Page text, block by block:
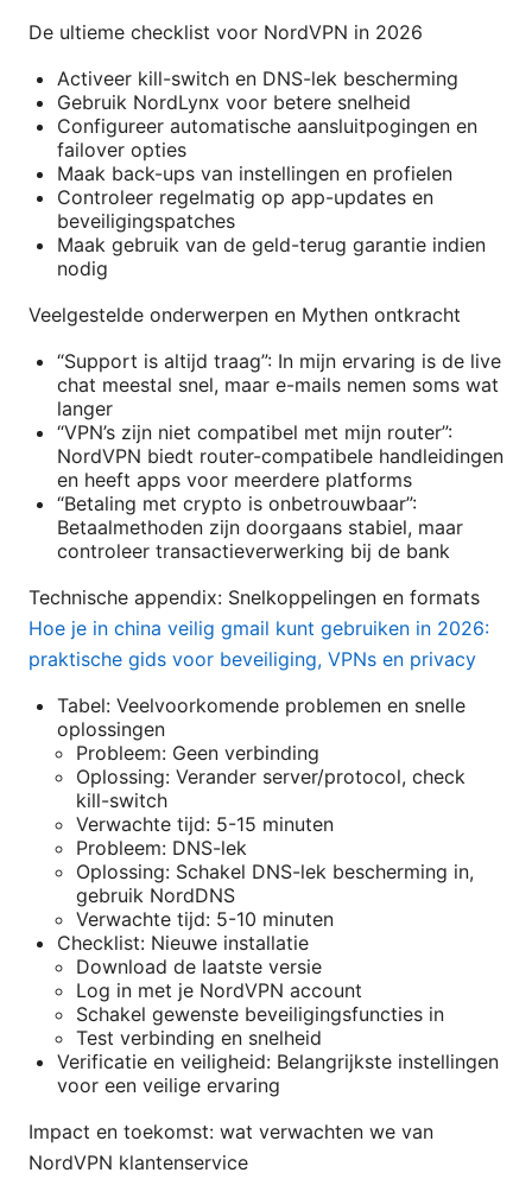
De ultieme checklist voor NordVPN in 2026
Activeer kill-switch en DNS-lek bescherming
Gebruik NordLynx voor betere snelheid
Configureer automatische aansluitpogingen en
failover opties
Maak back-ups van instellingen en profielen
Controleer regelmatig op app-updates en
beveiligingspatches
Maak gebruik van de geld-terug garantie indien
nodig
Veelgestelde onderwerpen en Mythen ontkracht
“Support is altijd traag”: In mijn ervaring is de live
chat meestal snel, maar e-mails nemen soms wat
langer
“VPN’s zijn niet compatibel met mijn router”:
NordVPN biedt router-compatibele handleidingen
en heeft apps voor meerdere platforms
“Betaling met crypto is onbetrouwbaar”:
Betaalmethoden zijn doorgaans stabiel, maar
controleer transactieverwerking bij de bank
Technische appendix: Snelkoppelingen en formats
Hoe je in china veilig gmail kunt gebruiken in 2026:
praktische gids voor beveiliging, VPNs en privacy
Tabel: Veelvoorkomende problemen en snelle
oplossingen
Probleem: Geen verbinding
Oplossing: Verander server/protocol, check
kill-switch
Verwachte tijd: 5-15 minuten
Probleem: DNS-lek
Oplossing: Schakel DNS-lek bescherming in,
gebruik NordDNS
Verwachte tijd: 5-10 minuten
Checklist: Nieuwe installatie
Download de laatste versie
Log in met je NordVPN account
Schakel gewenste beveiligingsfuncties in
Test verbinding en snelheid
Verificatie en veiligheid: Belangrijkste instellingen
voor een veilige ervaring
Impact en toekomst: wat verwachten we van
NordVPN klantenservice